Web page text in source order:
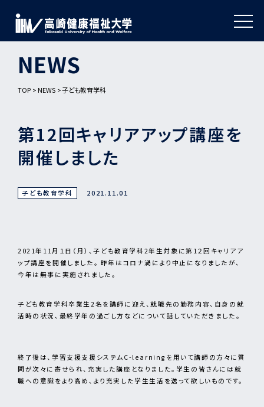
NEWS
TOP NEWS 子ども教育学科
第12回キャリアアップ講座を
開催しました
子ども教育学科 2021.11.01
2021年11月１日（月）、子ども教育学科2年生対象に第1２回キャリアア
ップ講座を開催しました。 昨年はコロナ渦により中止になりましたが、
今年は無事に実施されました。
子ども教育学科卒業生2名を講師に迎え、就職先の勤務内容、自身の就
活時の状況、最終学年の過ごし方などについて話していただきました。
終了後は、学習支援支援システムC-learningを用いて講師の方々に質
問が次々に寄せられ、充実した講座となりました。学生の皆さんには就
職への意識をより高め、より充実した学生生活を送って欲しいものです。